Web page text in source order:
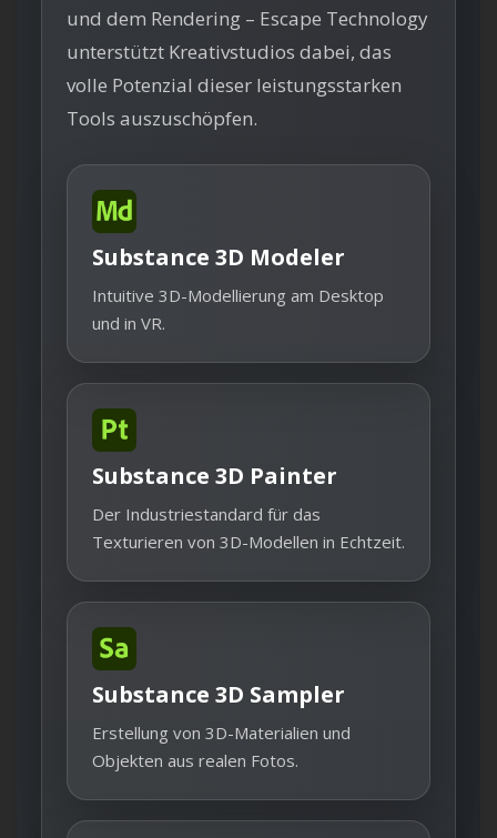
und dem Rendering – Escape Technology
unterstützt Kreativstudios dabei, das
volle Potenzial dieser leistungsstarken
Tools auszuschöpfen.
Substance 3D Modeler
Intuitive 3D-Modellierung am Desktop
und in VR.
Substance 3D Painter
Der Industriestandard für das
Texturieren von 3D-Modellen in Echtzeit.
Substance 3D Sampler
Erstellung von 3D-Materialien und
Objekten aus realen Fotos.